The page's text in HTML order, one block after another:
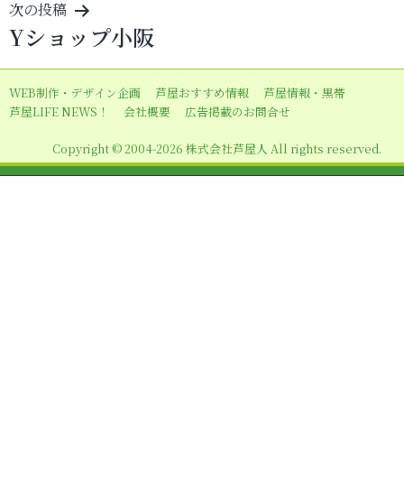
ビ
ゲ
ー
シ
ン
次の投稿
Yショップ小阪
WEB制作・デザイン企画 芦屋おすすめ情報
芦屋情報・黒帯
芦屋LIFE NEWS！
会社概要 広告掲載のお問合せ
Copyright © 2004-2026 株式会社芦屋人 All rights reserved.